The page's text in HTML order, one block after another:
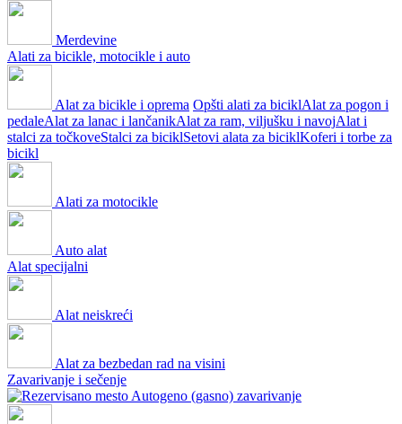
Merdevine
Alati za bicikle, motocikle i auto
Alat za bicikle i oprema Opšti alati za biciklAlat za pogon i
pedaleAlat za lanac i lančanikAlat za ram, viljušku i navojAlat i
stalci za točkoveStalci za biciklSetovi alata za biciklKoferi i torbe za
bicikl
Alati za motocikle
Auto alat
Alat specijalni
Alat neiskreći
Alat za bezbedan rad na visini
Zavarivanje i sečenje
Autogeno (gasno) zavarivanje